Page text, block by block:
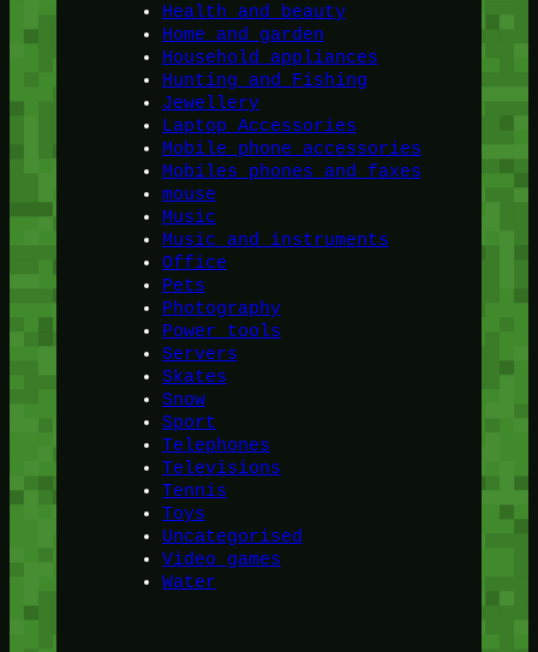
Health and beauty
Home and garden
Household appliances
Hunting and Fishing
Jewellery
Laptop Accessories
Mobile phone accessories
Mobiles phones and faxes
mouse
Music
Music and instruments
Office
Pets
Photography
Power tools
Servers
Skates
Snow
Sport
Telephones
Televisions
Tennis
Toys
Uncategorised
Video games
Water